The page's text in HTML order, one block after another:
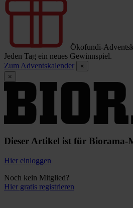
Ökofundi-
Jeden Tag ein neues Gewinnspiel.
Zum Adventskalender
×
×
Dieser Artikel ist für Biorama-
Hier einloggen
Noch kein Mitglied?
Hier gratis registrieren